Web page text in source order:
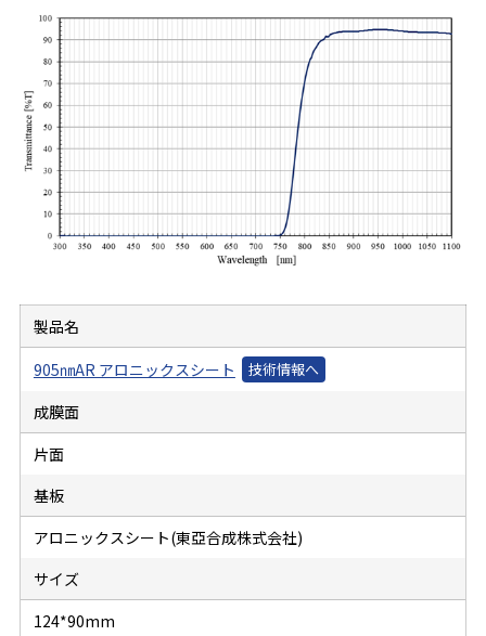
製品名
905㎚AR アロニックスシート
成膜面
片面
基板
アロニックスシート(東亞合成株式会社)
サイズ
124*90mm